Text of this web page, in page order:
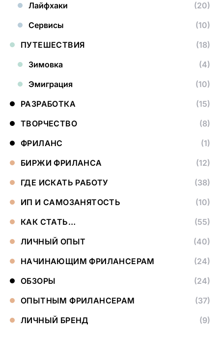
Лайфхаки
(20)
Сервисы
(10)
ПУТЕШЕСТВИЯ
(18)
Зимовка
(4)
Эмиграция
(10)
РАЗРАБОТКА
(15)
ТВОРЧЕСТВО
(8)
ФРИЛАНС
(1)
БИРЖИ ФРИЛАНСА
(12)
ГДЕ ИСКАТЬ РАБОТУ
(38)
ИП И САМОЗАНЯТОСТЬ
(10)
КАК СТАТЬ…
(55)
ЛИЧНЫЙ ОПЫТ
(40)
НАЧИНАЮЩИМ ФРИЛАНСЕРАМ
(24)
ОБЗОРЫ
(24)
ОПЫТНЫМ ФРИЛАНСЕРАМ
(37)
ЛИЧНЫЙ БРЕНД
(9)